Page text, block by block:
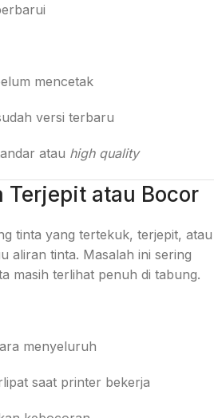
mencetak
versi terbaru
atau high quality
Terjepit atau Bocor
tinta yang tertekuk, terjepit, atau
aliran tinta. Masalah ini sering
masih terlihat penuh di tabung.
menyeluruh
saat printer bekerja